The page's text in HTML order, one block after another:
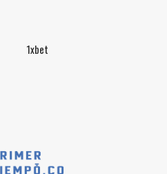
1xbet